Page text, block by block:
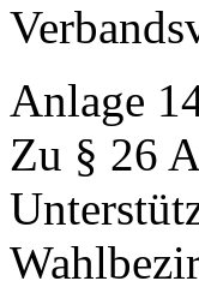
Anlage
Zu § 26